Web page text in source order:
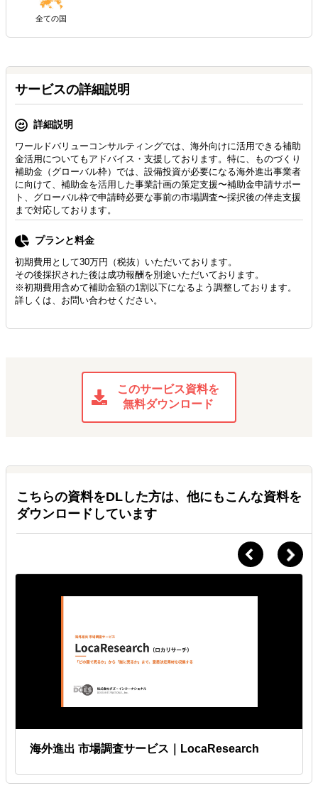
全ての国
サービスの詳細説明
詳細説明
ワールドバリューコンサルティングでは、海外向けに活用できる補助
金活用についてもアドバイス・支援しております。特に、ものづくり
補助金（グローバル枠）では、設備投資が必要になる海外進出事業者
に向けて、補助金を活用した事業計画の策定支援〜補助金申請サポー
ト、グローバル枠で申請時必要な事前の市場調査〜採択後の伴走支援
まで対応しております。
プランと料金
初期費用として30万円（税抜）いただいております。
その後採択された後は成功報酬を別途いただいております。
※初期費用含めて補助金額の1割以下になるよう調整しております。
詳しくは、お問い合わせください。
このサービス資料を
無料ダウンロード
こちらの資料をDLした方は、他にもこんな資料を
ダウンロードしています
海外進出 市場調査サービス｜LocaResearch